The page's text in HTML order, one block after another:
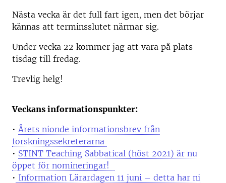
Nästa vecka är det full fart igen, men det börjar
kännas att terminsslutet närmar sig.
Under vecka 22 kommer jag att vara på plats
tisdag till fredag.
Trevlig helg!
Veckans informationspunkter:
• Årets nionde informationsbrev från
forskningssekreterarna
• STINT Teaching Sabbatical (höst 2021) är nu
öppet för nomineringar!
• Information Lärardagen 11 juni – detta har ni